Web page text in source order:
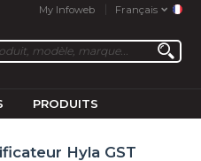
My Infoweb Français
PRODUITS
Hyla GST